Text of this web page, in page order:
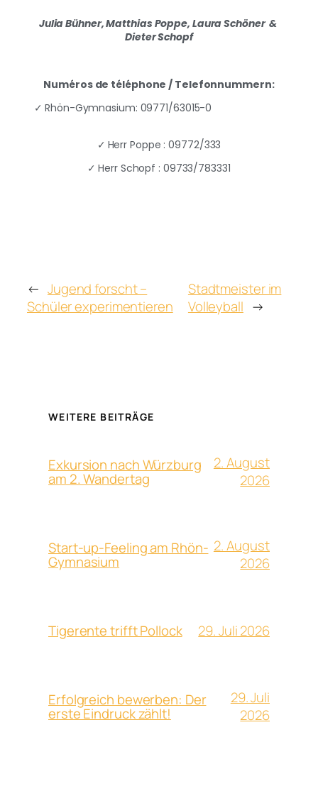
Julia Bühner, Matthias Poppe, Laura Schöner &
Dieter Schopf
Numéros de téléphone / Telefonnummern:
✓ Rhön-Gymnasium: 09771/63015-0
✓ Herr Poppe : 09772/333
✓ Herr Schopf : 09733/783331
← Jugend forscht –
Schüler experimentieren
Stadtmeister im
Volleyball →
WEITERE BEITRÄGE
Exkursion nach Würzburg
am 2. Wandertag
2. August
2026
Start-up-Feeling am Rhön-
Gymnasium
2. August
2026
Tigerente trifft Pollock 29. Juli 2026
Erfolgreich bewerben: Der
erste Eindruck zählt!
29. Juli
2026